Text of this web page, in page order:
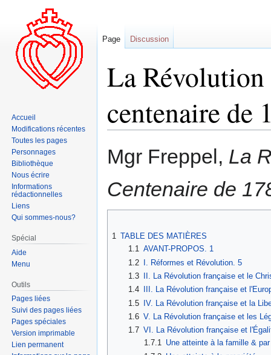
La
centenaire de
navigation
recherche
Mgr Freppel, La
Centenaire de
1 TABLE DES MATIÈRES
1.1 AVANT-PROPOS. 1
1.2
I. Réformes et Révolution. 5
1.3
II. La Révolution française et le
1.4
III. La Révolution française et
1.5
IV. La Révolution française et la
1.6 V. La Révolution française et les
1.7 VI. La Révolution française et
1.7.1 Une atteinte à la famille &
Page Discussion
Accueil
Modifications récentes
Toutes les pages
Personnages
Bibliothèque
Nous écrire
Informations
rédactionnelles
Liens
Qui sommes-nous?
Spécial
Aide
Menu
Outils
Pages liées
Suivi des pages liées
Pages spéciales
Version imprimable
Lien permanent